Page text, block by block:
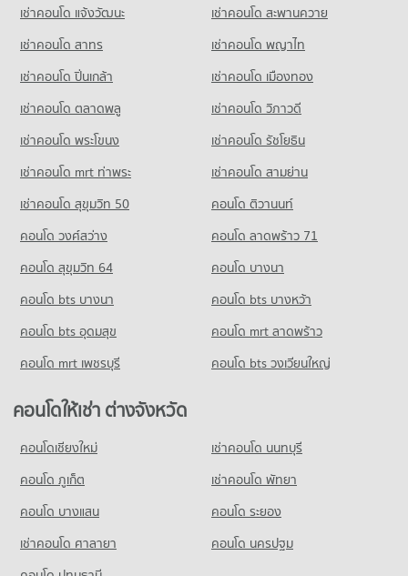
ขายคอนโด รร.พณิชยการสีลม
มีคอนโดขาย 8,334 ประกาศ
424 โครงการ
คอนโดให้เช่า รร.เซนต์เทเรซ่า
มีคอนโดขาย 8,562 ประกาศ
คอนโด รร.วัดปทุมคงคา
209 โครงการ
คอนโดให้เช่า รร.วัดปทุมคงคา
มีคอนโดให้เช่า 13,130 ประกาศ
ขายคอนโด รร.วัดปทุมคงคา
คอนโด รร.เซนต์ฟรังซิสซาเวียร์คอนแวนต์
คอนโดให้เช่า รร.เซนต์ฟรังซิสซาเวียร์คอนแวนต์
มีคอนโดให้เช่า 6,148 ประกาศ
ขายคอนโด รร.เซนต์ฟรังซิสซาเวียร์คอนแวนต์
คอนโดให้เช่า ตลาดประตูผี
มีคอนโดให้เช่า 3,560 ประกาศ
ขายคอนโด ตลาดประตูผี
มีคอนโดขาย 1,448 ประกาศ
คอนโด ตลาดโบ๊เบ๊
คอนโดให้เช่า ตลาดโบ๊เบ๊
มีคอนโดให้เช่า 12,116 ประกาศ
ขายคอนโด ตลาดโบ๊เบ๊
มีคอนโดขาย 4,618 ประกาศ
408 โครงการ
คอนโดให้เช่า ตลาดท่าพระจันทร์
ขายคอนโด ตลาดท่าพระจันทร์
มีคอนโดขาย 6,382 ประกาศ
คอนโด ตลาดนางเลิ้ง
112 โครงการ
คอนโดให้เช่า ตลาดนางเลิ้ง
ขายคอนโด ตลาดนางเลิ้ง
มีคอนโดขาย 2,492 ประกาศ
คอนโด บิ๊กซี ราชดำริ
514 โครงการ
66 โครงการ
คอนโดให้เช่า ถนนราชปรารภ
มีคอนโดขาย 2,117 ประกาศ
คอนโด สยามดิสคัฟเวอรี่
212 โครงการ
คอนโดให้เช่า สยามดิสคัฟเวอรี่
มีคอนโดให้เช่า 15,199 ประกาศ
ขายคอนโด สยามดิสคัฟเวอรี่
คอนโด ประตูน้ำ
คอนโดให้เช่า ประตูน้ำ
มีคอนโดให้เช่า 15,342 ประกาศ
มีคอนโดขาย 6,087 ประกาศ
เช่าคอนโด แจ้งวัฒนะ
เช่าคอนโด สะพานควาย
เช่าคอนโด สาทร
เช่าคอนโด พญาไท
เช่าคอนโด ปิ่นเกล้า
เช่าคอนโด เมืองทอง
เช่าคอนโด ตลาดพลู
เช่าคอนโด วิภาวดี
เช่าคอนโด พระโขนง
เช่าคอนโด รัชโยธิน
เช่าคอนโด mrt ท่าพระ
เช่าคอนโด สามย่าน
เช่าคอนโด สุขุมวิท 50
คอนโด ติวานนท์
คอนโด วงศ์สว่าง
คอนโด ลาดพร้าว 71
คอนโด สุขุมวิท 64
คอนโด บางนา
คอนโด bts บางนา
คอนโด bts บางหว้า
คอนโด bts อุดมสุข
คอนโด mrt ลาดพร้าว
คอนโด mrt เพชรบุรี
คอนโด bts วงเวียนใหญ่
คอนโดให้เช่า ต่างจังหวัด
คอนโดเชียงใหม่
เช่าคอนโด นนทบุรี
คอนโด ภูเก็ต
เช่าคอนโด พัทยา
คอนโด บางแสน
คอนโด ระยอง
เช่าคอนโด ศาลายา
คอนโด นครปฐม